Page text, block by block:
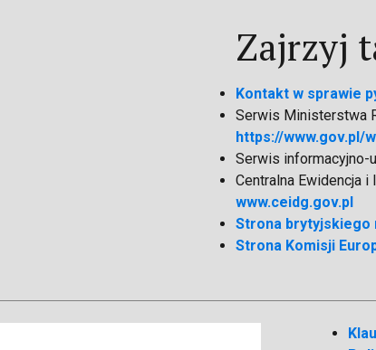
Zajrzyj
Kontakt w sprawie
Serwis Ministerstwa
https://www.gov.pl/
Serwis informacyjno-
Centralna Ewidencja i
www.ceidg.gov.pl
Strona brytyjskiego
Strona Komisji